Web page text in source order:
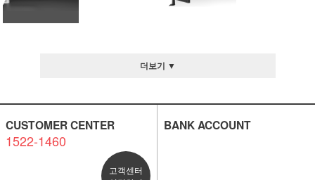
더보기 ▼
CUSTOMER CENTER
1522-1460
고객센터
BANK ACCOUNT